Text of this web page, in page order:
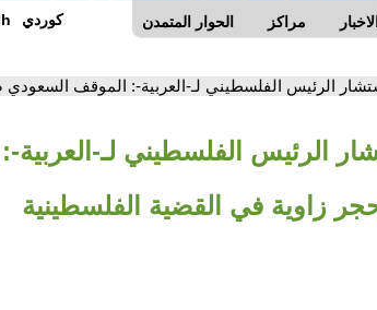
الحوار المتمدن مراكز الاخبار كوردي
الرئيس الفلسطيني لـ-العربية-: الموقف
الرئيس الفلسطيني لـ-
زاوية في القضية الفلسطينية